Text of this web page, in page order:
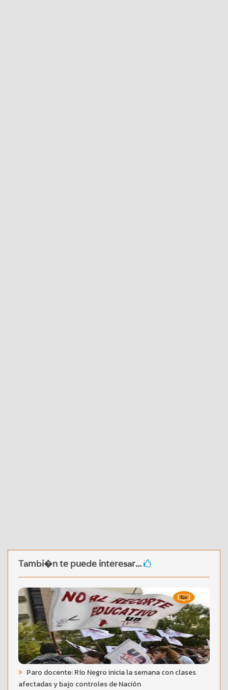
Tambi�n te puede interesar...
Paro docente: Río Negro inicia la semana con clases
afectadas y bajo controles de Nación